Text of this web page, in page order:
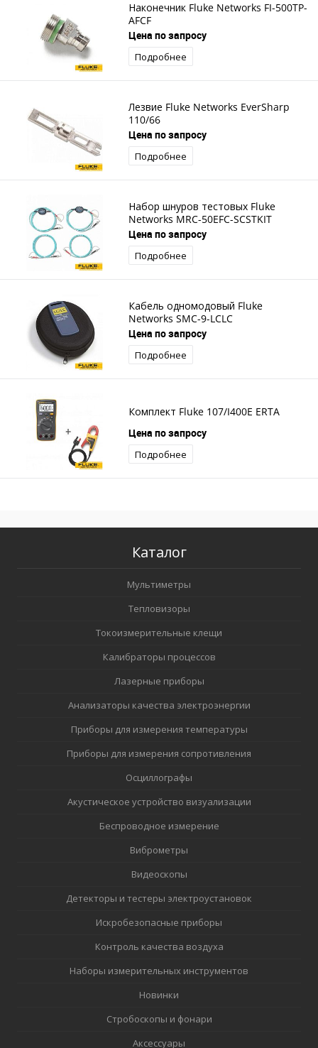
Наконечник Fluke Networks FI-500TP-
AFCF
Цена по запросу
Подробнее
Лезвие Fluke Networks EverSharp
110/66
Цена по запросу
Подробнее
Набор шнуров тестовых Fluke
Networks MRC-50EFC-SCSTKIT
Цена по запросу
Подробнее
Кабель одномодовый Fluke
Networks SMC-9-LCLC
Цена по запросу
Подробнее
Комплект Fluke 107/I400E ERTA
Цена по запросу
Подробнее
Каталог
Мультиметры
Тепловизоры
Токоизмерительные клещи
Калибраторы процессов
Лазерные приборы
Анализаторы качества электроэнергии
Приборы для измерения температуры
Приборы для измерения сопротивления
Осциллографы
Акустическое устройство визуализации
Беспроводное измерение
Виброметры
Видеоскопы
Детекторы и тестеры электроустановок
Искробезопасные приборы
Контроль качества воздуха
Наборы измерительных инструментов
Новинки
Стробоскопы и фонари
Аксессуары